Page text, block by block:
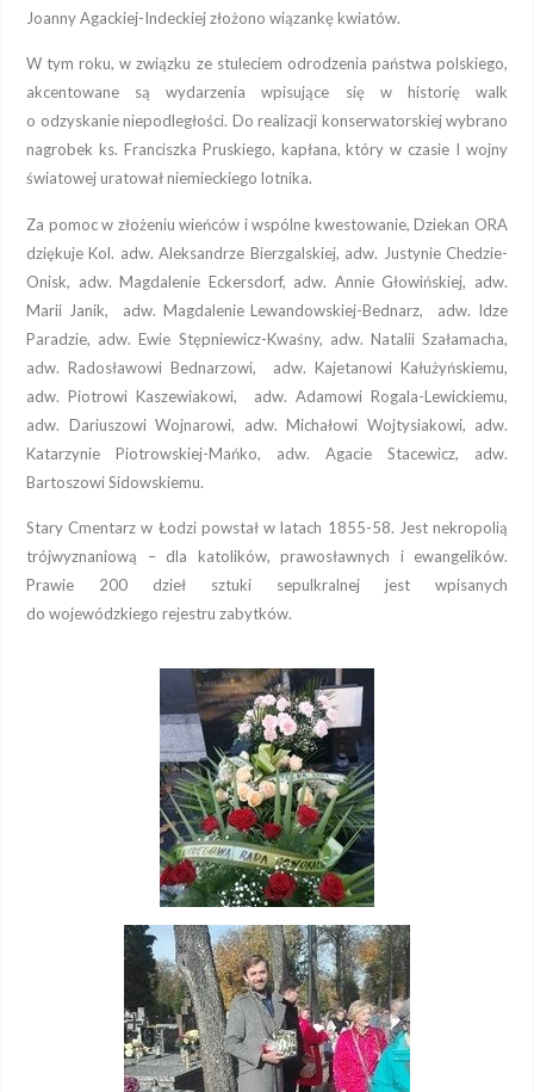
Joanny Agackiej-Indeckiej złożono wiązankę kwiatów.
W tym roku, w związku ze stuleciem odrodzenia państwa polskiego,
akcentowane są wydarzenia wpisujące się w historię walk
o odzyskanie niepodległości. Do realizacji konserwatorskiej wybrano
nagrobek ks. Franciszka Pruskiego, kapłana, który w czasie I wojny
światowej uratował niemieckiego lotnika.
Za pomoc w złożeniu wieńców i wspólne kwestowanie, Dziekan ORA
dziękuje Kol. adw. Aleksandrze Bierzgalskiej, adw. Justynie Chedzie-
Onisk, adw. Magdalenie Eckersdorf, adw. Annie Głowińskiej, adw.
Marii Janik, adw. Magdalenie Lewandowskiej-Bednarz, adw. Idze
Paradzie, adw. Ewie Stępniewicz-Kwaśny, adw. Natalii Szałamacha,
adw. Radosławowi Bednarzowi, adw. Kajetanowi Kałużyńskiemu,
adw. Piotrowi Kaszewiakowi, adw. Adamowi Rogala-Lewickiemu,
adw. Dariuszowi Wojnarowi, adw. Michałowi Wojtysiakowi, adw.
Katarzynie Piotrowskiej-Mańko, adw. Agacie Stacewicz, adw.
Bartoszowi Sidowskiemu.
Stary Cmentarz w Łodzi powstał w latach 1855-58. Jest nekropolią
trójwyznaniową – dla katolików, prawosławnych i ewangelików.
Prawie 200 dzieł sztuki sepulkralnej jest wpisanych
do wojewódzkiego rejestru zabytków.